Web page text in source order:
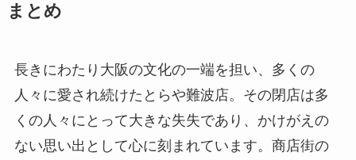
まとめ
長きにわたり大阪の文化の一端を担い、多くの
人々に愛され続けたとらや難波店。その閉店は多
くの人々にとって大きな失失であり、かけがえの
ない思い出として心に刻まれています。商店街の